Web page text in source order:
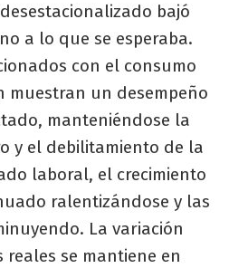
bajó
a lo que se esperaba.
con el consumo
muestran un desempeño
manteniéndose la
y el debilitamiento de la
laboral, el crecimiento
ralentizándose y las
La variación
se mantiene en